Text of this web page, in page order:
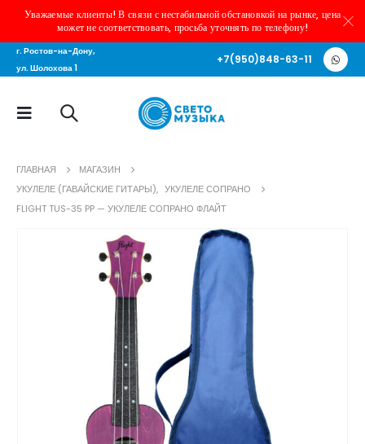
Уважаемые клиенты! В связи с нестабильной обстановкой на рынке, цена
может не соответствовать, просьба уточнять по телефону!
г. Ростов-на-Дону,
ул. Шолохова 1
+7(950)848-63-11
ГЛАВНАЯ
МАГАЗИН
УКУЛЕЛЕ (ГАВАЙСКИЕ ГИТАРЫ), УКУЛЕЛЕ СОПРАНО
FLIGHT TUS-35 PP — УКУЛЕЛЕ СОПРАНО ФЛАЙТ